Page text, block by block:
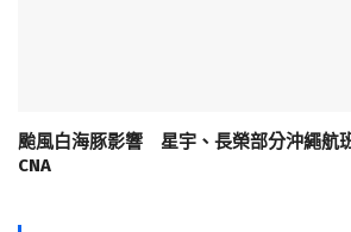
颱風白海豚影響 星宇、長榮部分沖繩航
CNA